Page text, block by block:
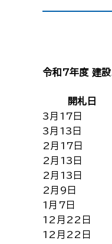
令和7年度 建
開札日
3月17日
3月13日
2月17日
2月13日
2月13日
2月9日
1月7日
12月22日
12月22日